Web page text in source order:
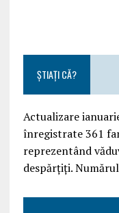
ȘTIAȚI CĂ?
Actualizare
înregistrate 361
reprezentând
despărțiți.